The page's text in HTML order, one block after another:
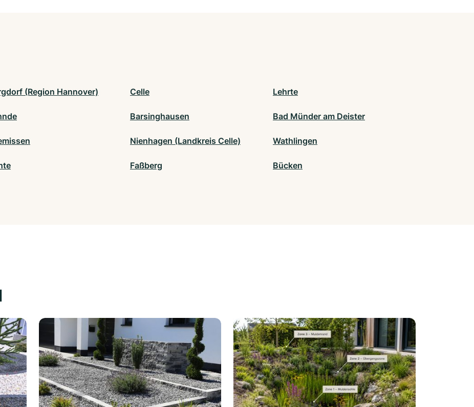
(Region Hannover) Celle Lehrte
Barsinghausen Bad Münder am Deister
Nienhagen (Landkreis Celle) Wathlingen
Faßberg Bücken